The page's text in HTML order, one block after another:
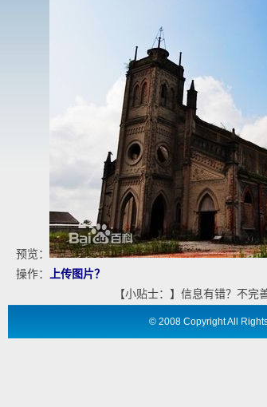
预览：
操作：
上传图片？
【小贴士：】信息有错？不完
©2008 Copyright All